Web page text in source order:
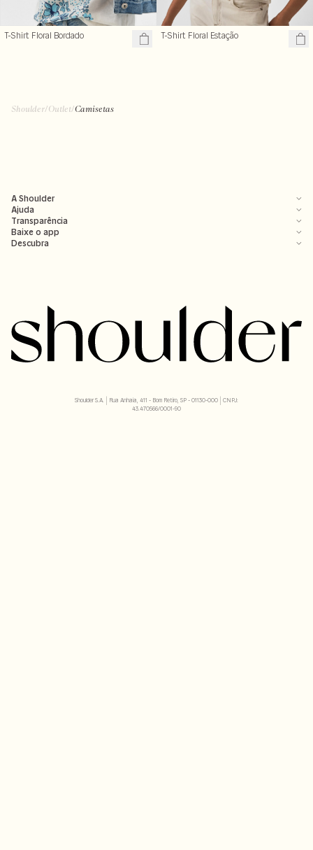
T-Shirt Floral Bordado T-Shirt Floral Estação
Shoulder/Outlet/Camisetas
A Shoulder
Ajuda
Transparência
Baixe o app
Descubra
Shoulder S.A. | Rua Anhaia, 411 - Bom Retiro, SP - 01130-000 | CNPJ:
43.470566/0001-90